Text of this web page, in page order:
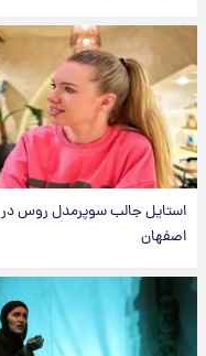
استایل جالب سوپرمدل روس در
اصفهان